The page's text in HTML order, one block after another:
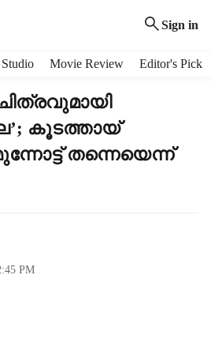
Sign in
Movie Review Editor's Pick
കൂടത്തായ്
തന്നെയെന്ന്
PM